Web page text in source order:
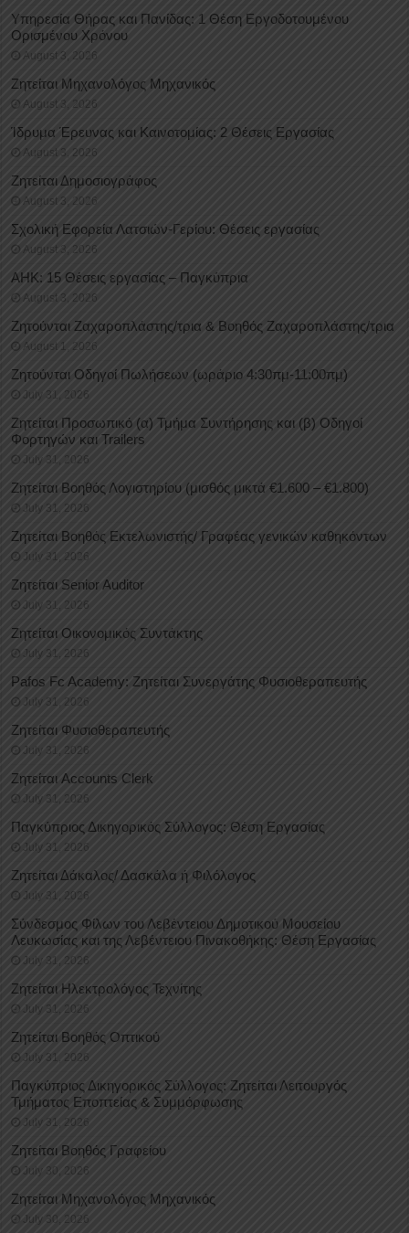
Υπηρεσία Θήρας και Πανίδας: 1 Θέση Eργοδοτουμένου
Oρισμένου Xρόνου
August 3, 2026
Ζητείται Μηχανολόγος Μηχανικός
August 3, 2026
Ίδρυμα Έρευνας και Καινοτομίας: 2 Θέσεις Εργασίας
August 3, 2026
Ζητείται Δημοσιογράφος
August 3, 2026
Σχολική Εφορεία Λατσιών-Γερίου: Θέσεις εργασίας
August 3, 2026
ΑΗΚ: 15 Θέσεις εργασίας – Παγκύπρια
August 3, 2026
Ζητούνται Ζαχαροπλάστης/τρια & Βοηθός Ζαχαροπλάστης/τρια
August 1, 2026
Ζητούνται Οδηγοί Πωλήσεων (ωράριο 4:30πμ-11:00πμ)
July 31, 2026
Ζητείται Προσωπικό (α) Τμήμα Συντήρησης και (β) Οδηγοί
Φορτηγών και Trailers
July 31, 2026
Ζητείται Βοηθός Λογιστηρίου (μισθός μικτά €1.600 – €1.800)
July 31, 2026
Ζητείται Βοηθός Εκτελωνιστής/ Γραφέας γενικών καθηκόντων
July 31, 2026
Ζητείται Senior Auditor
July 31, 2026
Ζητείται Οικονομικός Συντάκτης
July 31, 2026
Pafos Fc Academy: Ζητείται Συνεργάτης Φυσιοθεραπευτής
July 31, 2026
Ζητείται Φυσιοθεραπευτής
July 31, 2026
Ζητείται Accounts Clerk
July 31, 2026
Παγκύπριος Δικηγορικός Σύλλογος: Θέση Εργασίας
July 31, 2026
Ζητείται Δάκαλος/ Δασκάλα ή Φιλόλογος
July 31, 2026
Σύνδεσμος Φίλων του Λεβέντειου Δημοτικού Μουσείου
Λευκωσίας και της Λεβέντειου Πινακοθήκης: Θέση Εργασίας
July 31, 2026
Ζητείται Ηλεκτρολόγος Τεχνίτης
July 31, 2026
Ζητείται Βοηθός Οπτικού
July 31, 2026
Παγκύπριος Δικηγορικός Σύλλογος: Ζητείται Λειτουργός
Τμήματος Εποπτείας & Συμμόρφωσης
July 31, 2026
Ζητείται Βοηθός Γραφείου
July 30, 2026
Ζητείται Μηχανολόγος Μηχανικός
July 30, 2026